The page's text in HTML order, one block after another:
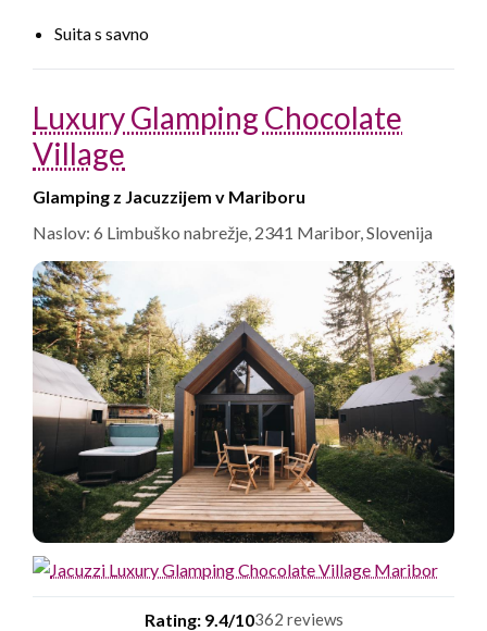
Suita s savno
Luxury Glamping Chocolate
Village
Glamping z Jacuzzijem v Mariboru
Naslov: 6 Limbuško nabrežje, 2341 Maribor, Slovenija
Rating: 9.4/10362 reviews